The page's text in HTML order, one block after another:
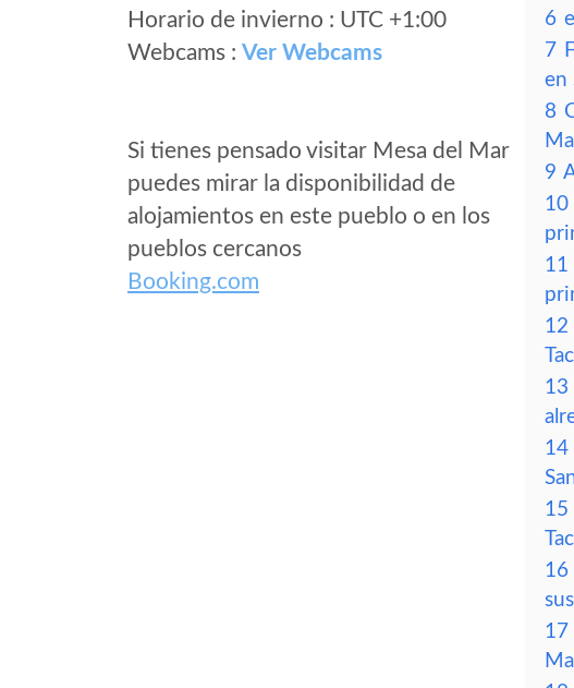
Horario de invierno : UTC +1:00
Webcams : Ver Webcams
Si tienes pensado visitar Mesa del Mar
puedes mirar la disponibilidad de
alojamientos en este pueblo o en los
pueblos cercanos
Booking.com
6
7
en
8
9
10
11
12
13
14
15
16
17